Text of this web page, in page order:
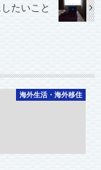
たいこと
海外生活・海外移住